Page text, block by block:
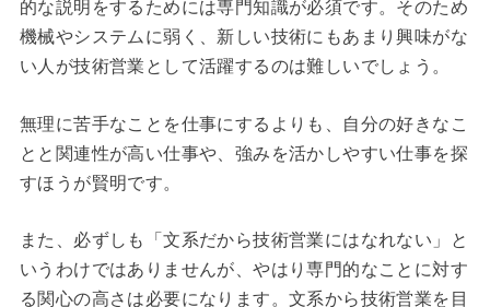
的な説明をするためには専門知識が必須です。そのため
機械やシステムに弱く、新しい技術にもあまり興味がな
い人が技術営業として活躍するのは難しいでしょう。
無理に苦手なことを仕事にするよりも、自分の好きなこ
とと関連性が高い仕事や、強みを活かしやすい仕事を探
すほうが賢明です。
また、必ずしも「文系だから技術営業にはなれない」と
いうわけではありませんが、やはり専門的なことに対す
る関心の高さは必要になります。文系から技術営業を目